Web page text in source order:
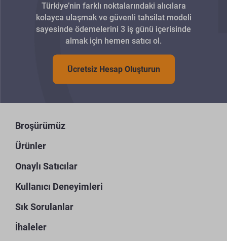
Türkiye’nin farklı noktalarındaki alıcılara
kolayca ulaşmak ve güvenli tahsilat modeli
sayesinde ödemelerini 3 iş günü içerisinde
almak için hemen satıcı ol.
Ücretsiz Hesap Oluşturun
Broşürümüz
Ürünler
Onaylı Satıcılar
Kullanıcı Deneyimleri
Sık Sorulanlar
İhaleler